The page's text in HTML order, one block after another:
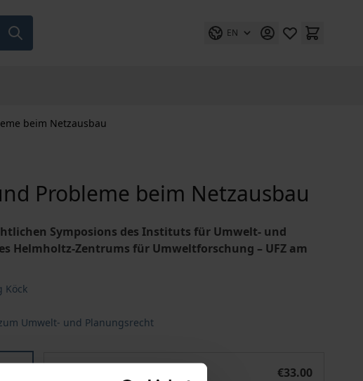
EN
beim Netzausbau
Probleme beim Netzausbau
Symposions des Instituts für Umwelt- und
Helmholtz-Zentrums für Umweltforschung – UFZ am
Köck
Umwelt- und Planungsrecht
Aktuelle Entwicklungen und Probleme beim Netzausbau
€33.00